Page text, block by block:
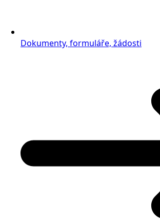
Dokumenty, formuláře, žádosti